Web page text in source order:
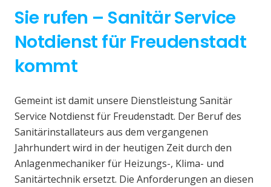
Sie rufen – Sanitär Service
Notdienst für Freudenstadt
kommt
Gemeint ist damit unsere Dienstleistung Sanitär
Service Notdienst für Freudenstadt. Der Beruf des
Sanitärinstallateurs aus dem vergangenen
Jahrhundert wird in der heutigen Zeit durch den
Anlagenmechaniker für Heizungs-, Klima- und
Sanitärtechnik ersetzt. Die Anforderungen an diesen